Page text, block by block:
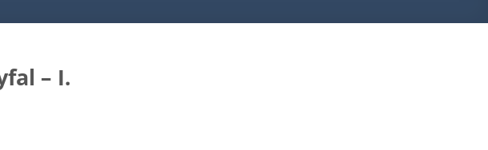
– I.